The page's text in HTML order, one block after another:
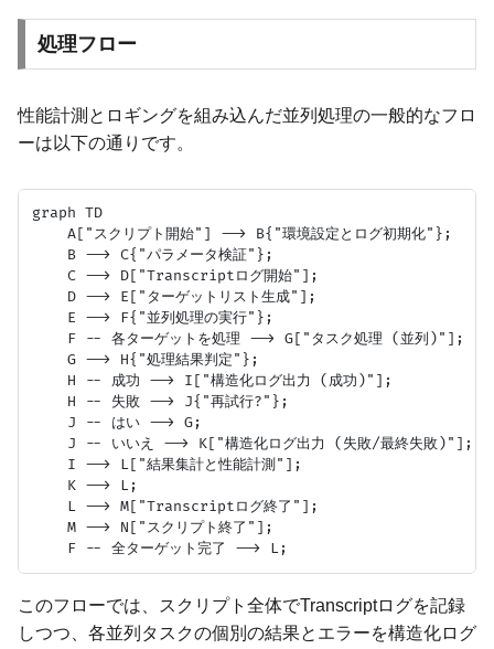
処理フロー
性能計測とロギングを組み込んだ並列処理の一般的なフロ
ーは以下の通りです。
graph TD
    A["スクリプト開始"] --> B{"環境設定とログ初期化"};
    B --> C{"パラメータ検証"};
    C --> D["Transcriptログ開始"];
    D --> E["ターゲットリスト生成"];
    E --> F{"並列処理の実行"};
    F -- 各ターゲットを処理 --> G["タスク処理 (並列)"];
    G --> H{"処理結果判定"};
    H -- 成功 --> I["構造化ログ出力 (成功)"];
    H -- 失敗 --> J{"再試行?"};
    J -- はい --> G;
    J -- いいえ --> K["構造化ログ出力 (失敗/最終失敗)"];
    I --> L["結果集計と性能計測"];
    K --> L;
    L --> M["Transcriptログ終了"];
    M --> N["スクリプト終了"];
このフローでは、スクリプト全体でTranscriptログを記録
しつつ、各並列タスクの個別の結果とエラーを構造化ログ